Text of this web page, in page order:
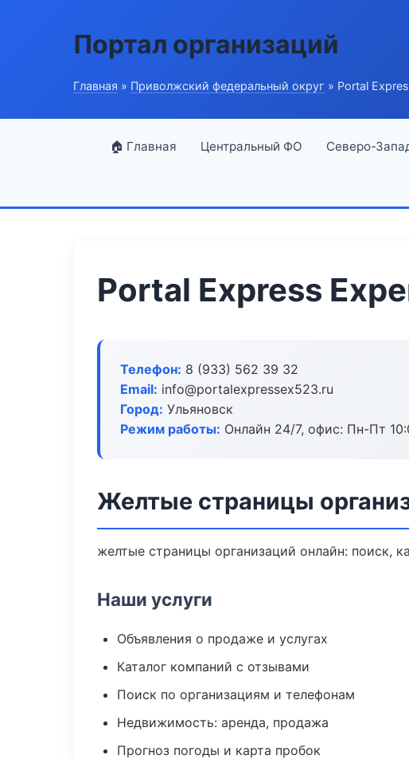
Портал организаций
Главная » Приволжский федеральный округ » Portal
🏠 Главная Центральный ФО Северо-
Portal Express
Телефон: 8 (933) 562 39 32
Email: info@portalexpressex523.ru
Город: Ульяновск
Режим работы: Онлайн 24/7, офис: Пн-Пт
Желтые страницы
желтые страницы организаций онлайн: поиск,
Наши услуги
Объявления о продаже и услугах
Каталог компаний с отзывами
Поиск по организациям и телефонам
Недвижимость: аренда, продажа
Прогноз погоды и карта пробок